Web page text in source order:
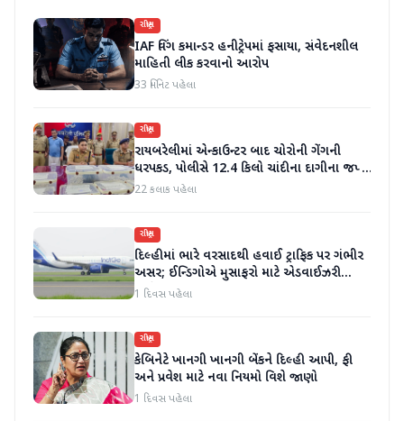
રાષ્ટ્રીય
IAF વિંગ કમાન્ડર હનીટ્રેપમાં ફસાયા, સંવેદનશીલ
માહિતી લીક કરવાનો આરોપ
33 મિનિટ પહેલા
રાષ્ટ્રીય
રાયબરેલીમાં એન્કાઉન્ટર બાદ ચોરોની ગેંગની
ધરપકડ, પોલીસે 12.4 કિલો ચાંદીના દાગીના જપ્ત
કર્યા
22 કલાક પહેલા
રાષ્ટ્રીય
દિલ્હીમાં ભારે વરસાદથી હવાઈ ટ્રાફિક પર ગંભીર
અસર; ઈન્ડિગોએ મુસાફરો માટે એડવાઈઝરી
જાહેર કરી
1 દિવસ પહેલા
રાષ્ટ્રીય
કેબિનેટે ખાનગી ખાનગી બેંકને દિલ્હી આપી, ફી
અને પ્રવેશ માટે નવા નિયમો વિશે જાણો
1 દિવસ પહેલા